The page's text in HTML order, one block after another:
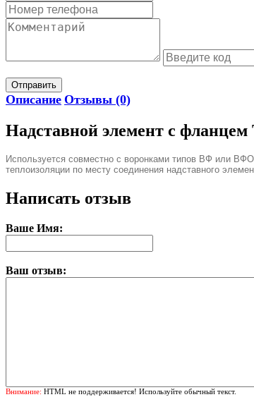
Отправить
Описание Отзывы (0)
Надставной элемент с
Используется совместно с воронками типов ВФ или
теплоизоляции по месту соединения надставного
Написать отзыв
Ваше Имя:
Ваш отзыв:
Внимание: HTML не поддерживается! Используйте обычный текст.